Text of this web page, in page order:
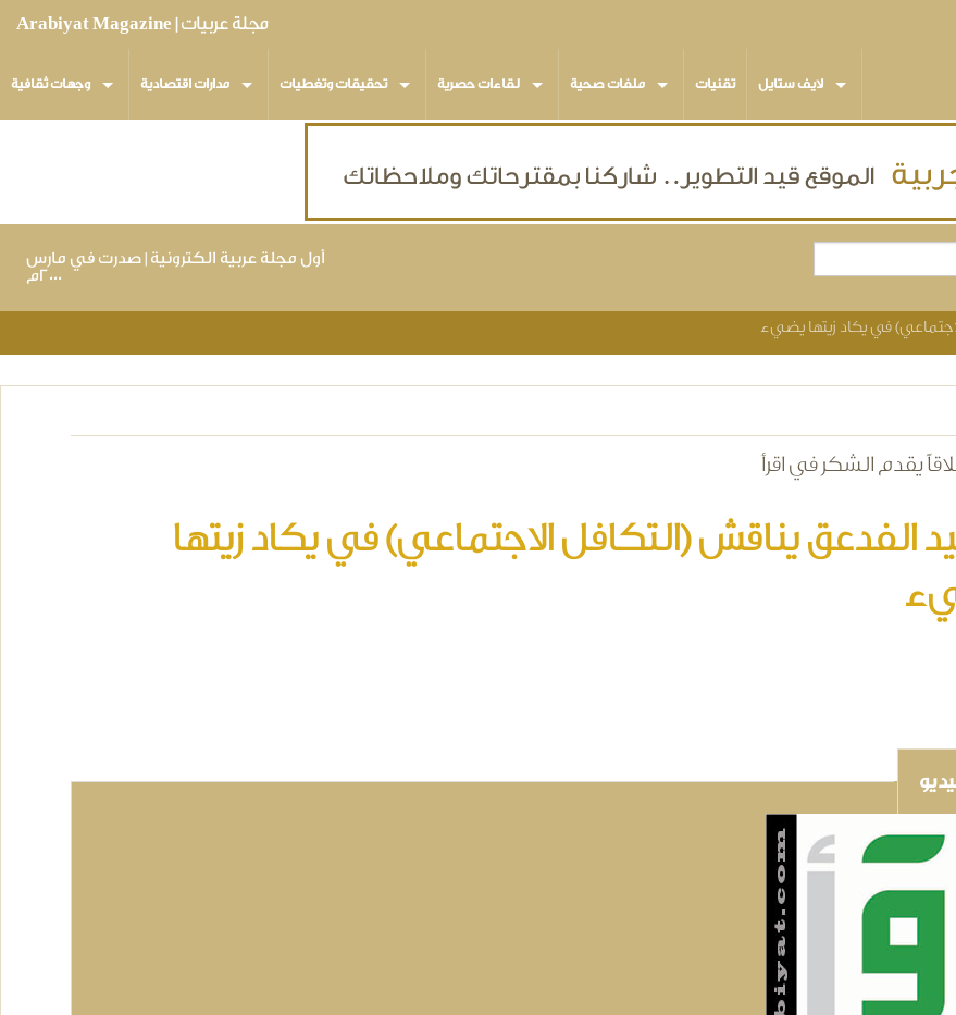
مجلة عربيات | Arabiyat Magazine
وجهات ثقافية مدارات اقتصادية تحقيقات وتغطيات لقاءات حصرية ملفات صحية تقنيات لايف ستايل
أول مجلة عربية الكترونية | صدرت في مارس
٢٠٠٠م
في يكاد زيتها يضيء
يقدم الشكر في اقرأ
الفدعق يناقش (التكافل الاجتماعي) في يكاد زيتها